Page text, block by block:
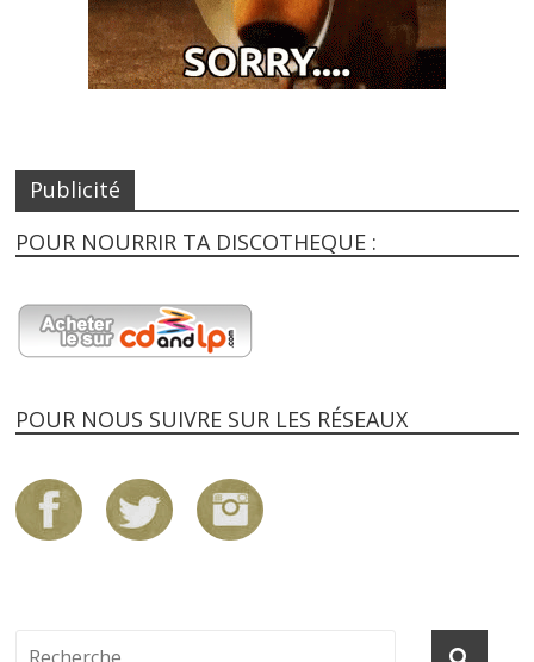
Publicité
POUR NOURRIR TA DISCOTHEQUE :
POUR NOUS SUIVRE SUR LES RÉSEAUX